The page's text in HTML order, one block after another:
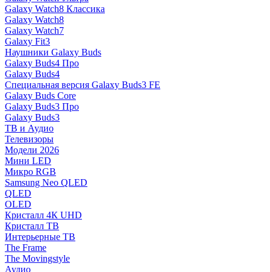
Galaxy Watch8 Классика
Galaxy Watch8
Galaxy Watch7
Galaxy Fit3
Наушники Galaxy Buds
Galaxy Buds4 Про
Galaxy Buds4
Специальная версия Galaxy Buds3 FE
Galaxy Buds Core
Galaxy Buds3 Про
Galaxy Buds3
ТВ и Аудио
Телевизоры
Модели 2026
Мини LED
Микро RGB
Samsung Neo QLED
QLED
OLED
Кристалл 4К UHD
Кристалл ТВ
Интерьерные ТВ
The Frame
The Movingstyle
Аудио